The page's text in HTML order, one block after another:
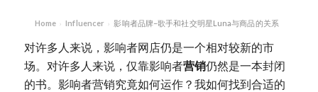
Home › Influencer › 影响者品牌–歌手和社交明星Luna与商品的关系
对许多人来说，影响者网店仍是一个相对较新的市
场。对许多人来说，仅靠影响者营销仍然是一本封闭
的书。影响者营销究竟如何运作？我如何找到合适的